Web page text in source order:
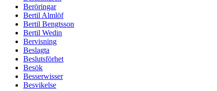
Beröringar
Bertil Almlöf
Bertil Bengtsson
Bertil Wedin
Bervisning
Beslagta
Beslutsförhet
Besök
Besserwisser
Besvikelse